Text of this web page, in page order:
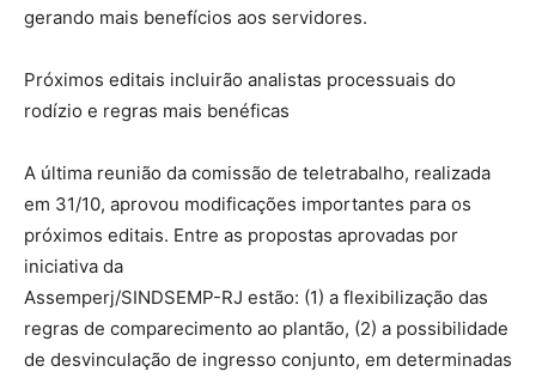
gerando mais benefícios aos servidores.
Próximos editais incluirão analistas processuais do
rodízio e regras mais benéficas
A última reunião da comissão de teletrabalho, realizada
em 31/10, aprovou modificações importantes para os
próximos editais. Entre as propostas aprovadas por
iniciativa da
Assemperj/SINDSEMP-RJ estão: (1) a flexibilização das
regras de comparecimento ao plantão, (2) a possibilidade
de desvinculação de ingresso conjunto, em determinadas